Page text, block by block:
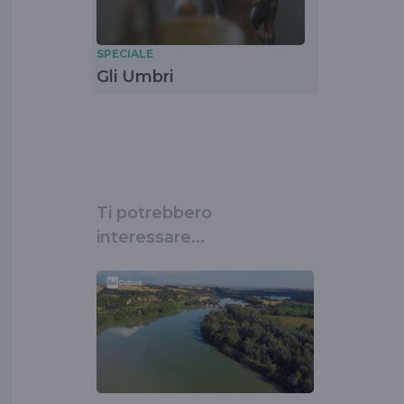
SPECIALE
Gli Umbri
Ti potrebbero
interessare...